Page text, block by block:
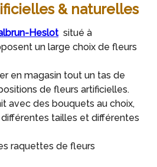
& naturelles
Heslot situé à
un large choix de fleurs
en magasin tout un tas de
de fleurs artificielles.
avec des bouquets au choix,
tailles et différentes
raquettes de fleurs